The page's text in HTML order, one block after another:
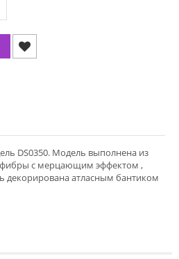
DS0350. Модель выполнена из
с мерцающим эффектом ,
декорирована атласным бантиком